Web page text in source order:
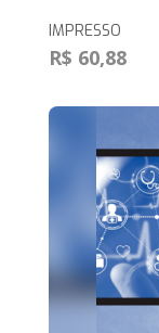
IMPRESSO
R$ 60,88